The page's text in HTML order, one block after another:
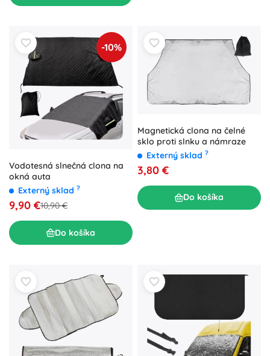
-10%
Vodotesná slnečná clona na
okná auta
Externý sklad ?
9,90 €10,90 €
Do košíka
Magnetická clona na čelné
sklo proti slnku a námraze
Externý sklad ?
3,80 €
Do košíka